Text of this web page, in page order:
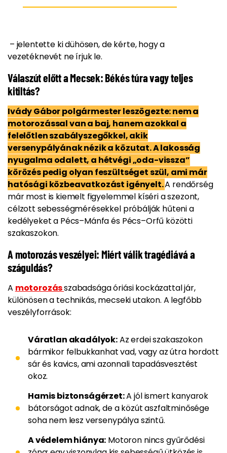
– jelentette ki dühösen, de kérte, hogy a
vezetéknevét ne írjuk le.
Válaszút előtt a Mecsek: Békés túra vagy teljes
kitiltás?
Ivády Gábor polgármester leszögezte: nem a
motorozással van a baj, hanem azokkal a
felelőtlen szabályszegőkkel, akik
versenypályának nézik a közutat. A lakosság
nyugalma odalett, a hétvégi „oda-vissza”
körözés pedig olyan feszültséget szül, ami már
hatósági közbeavatkozást igényelt.A rendőrség
már most is kiemelt figyelemmel kíséri a szezont,
célzott sebességmérésekkel próbálják hűteni a
kedélyeket a Pécs–Mánfa és Pécs–Orfű közötti
szakaszokon.
A motorozás veszélyei: Miért válik tragédiává a
száguldás?
A motorozásszabadsága óriási kockázattal jár,
különösen a technikás, mecseki utakon. A legfőbb
veszélyforrások:
Váratlan akadályok:Az erdei szakaszokon
bármikor felbukkanhat vad, vagy az útra hordott
sár és kavics, ami azonnali tapadásvesztést
okoz.
Hamis biztonságérzet:A jól ismert kanyarok
bátorságot adnak, de a közút aszfaltminősége
soha nem lesz versenypálya szintű.
A védelem hiánya: Motoron nincs gyűrődési